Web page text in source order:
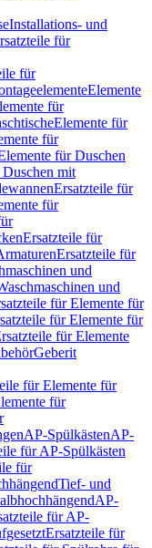
Installations- und
für
für
Elemente
für
Elemente für
für
für Duschen
mit
Ersatzteile für
für
Ersatzteile für
Ersatzteile für
und
und
für Elemente für
für Elemente für
für Elemente
Geberit
für Elemente für
für
AP-SpülkästenAP-
für AP-Spülkästen
für
Tief- und
AP-
für AP-
Ersatzteile für